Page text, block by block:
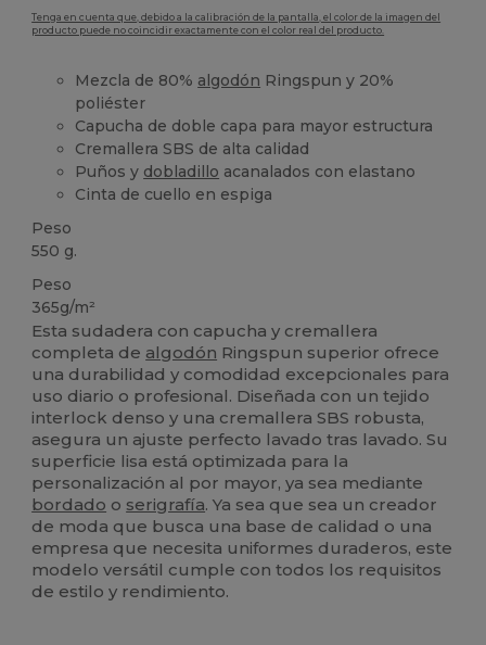
Tenga en cuenta que, debido a la calibración de la pantalla, el color de la imagen del
producto puede no coincidir exactamente con el color real del producto.
Mezcla de 80% algodón Ringspun y 20%
poliéster
Capucha de doble capa para mayor estructura
Cremallera SBS de alta calidad
Puños y dobladillo acanalados con elastano
Cinta de cuello en espiga
Peso
550 g.
Peso
365g/m²
Esta sudadera con capucha y cremallera
completa de algodón Ringspun superior ofrece
una durabilidad y comodidad excepcionales para
uso diario o profesional. Diseñada con un tejido
interlock denso y una cremallera SBS robusta,
asegura un ajuste perfecto lavado tras lavado. Su
superficie lisa está optimizada para la
personalización al por mayor, ya sea mediante
bordado o serigrafía. Ya sea que sea un creador
de moda que busca una base de calidad o una
empresa que necesita uniformes duraderos, este
modelo versátil cumple con todos los requisitos
de estilo y rendimiento.